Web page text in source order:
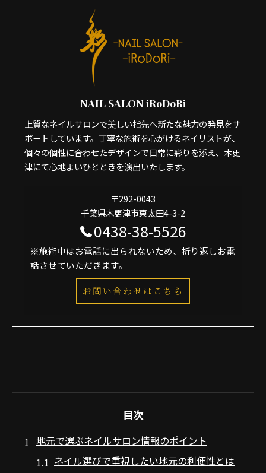
NAIL SALON iRoDoRi
上質なネイルサロンで美しい指先へ新たな魅力の発見をサ
ポートしています。丁寧な施術を心がけるネイリストが、
個々の個性に合わせたデザインで日常に彩りを添え、木更
津にて心地よいひとときを演出いたします。
〒292-0043
千葉県木更津市東太田4-3-2
0438-38-5526
※施術中はお電話に出られないため、折り返しお電
話させていただきます。
お問い合わせはこちら
目次
地元で選ぶネイルサロン情報のポイント
ネイル選びで重視したい地元の利便性とは